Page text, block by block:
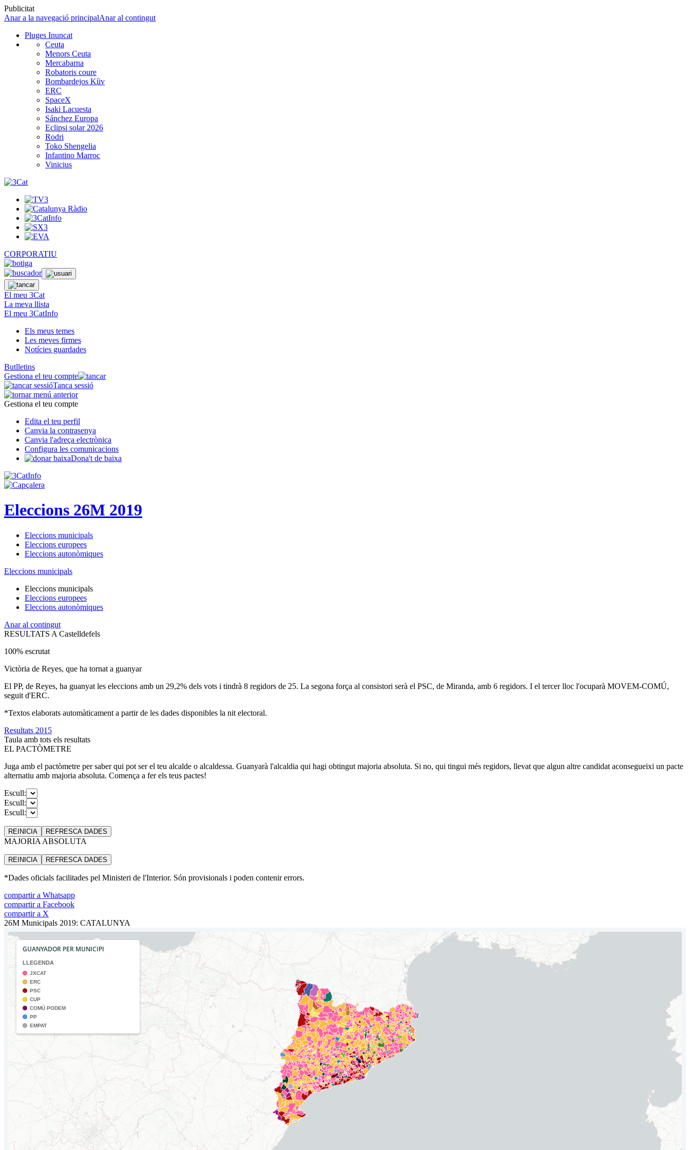
Publicitat
Anar a la navegació principalAnar al contingut
Pluges Inuncat
Ceuta
Menors Ceuta
Mercabarna
Robatoris coure
Bombardejos Kíiv
ERC
SpaceX
Isaki Lacuesta
Sánchez Europa
Eclipsi solar 2026
Rodri
Toko Shengelia
Infantino Marroc
Vinicius
CORPORATIU
El meu 3Cat
La meva llista
El meu 3CatInfo
Els meus temes
Les meves firmes
Notícies guardades
Butlletins
Gestiona el teu compte
Tanca sessió
Gestiona el teu compte
Edita el teu perfil
Canvia la contrasenya
Canvia l'adreça electrònica
Configura les comunicacions
Dona't de baixa
Eleccions 26M 2019
Eleccions municipals
Eleccions europees
Eleccions autonòmiques
Eleccions municipals
Eleccions municipals
Eleccions europees
Eleccions autonòmiques
Anar al contingut
RESULTATS A Castelldefels
100% escrutat
Victòria de Reyes, que ha tornat a guanyar
El PP, de Reyes, ha guanyat les eleccions amb un 29,2% dels vots i tindrà 8 regidors de 25. La segona força al consistori serà el PSC, de Miranda, amb 6 regidors. I el tercer lloc l'ocuparà MOVEM-COMÚ,
seguit d'ERC.
*Textos elaborats automàticament a partir de les dades disponibles la nit electoral.
Resultats 2015
Taula amb tots els resultats
EL PACTÒMETRE
Juga amb el pactòmetre per saber qui pot ser el teu alcalde o alcaldessa. Guanyarà l'alcaldia qui hagi obtingut majoria absoluta. Si no, qui tingui més regidors, llevat que algun altre candidat aconsegueixi un pacte
alternatiu amb majoria absoluta. Comença a fer els teus pactes!
Escull:
Escull:
Escull:
REINICIA REFRESCA DADES
MAJORIA ABSOLUTA
REINICIA REFRESCA DADES
*Dades oficials facilitades pel Ministeri de l'Interior. Són provisionals i poden contenir errors.
compartir a Whatsapp
compartir a Facebook
compartir a X
26M Municipals 2019: CATALUNYA